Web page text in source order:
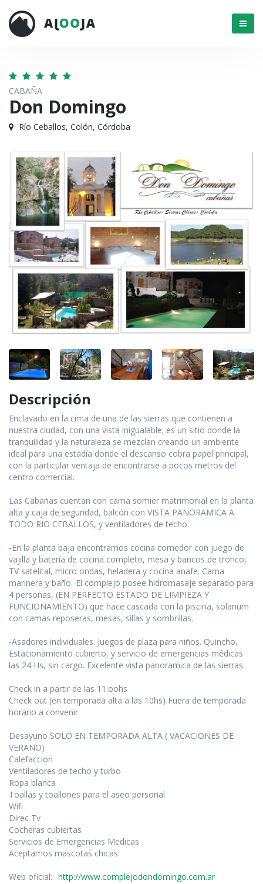
Menú
CABAÑA
Don Domingo
Río Ceballos, Colón, Córdoba
Descripción
Enclavado en la cima de una de las sierras que contienen a
nuestra ciudad, con una vista inigualable; es un sitio donde la
tranquilidad y la naturaleza se mezclan creando un ambiente
ideal para una estadía donde el descanso cobra papel principal,
con la particular ventaja de encontrarse a pocos metros del
centro comercial.
Las Cabañas cuentan con cama somier matrimonial en la planta
alta y caja de seguridad, balcón con VISTA PANORAMICA A
TODO RIO CEBALLOS, y ventiladores de techo.
-En la planta baja encontramos cocina comedor con juego de
vajilla y batería de cocina completo, mesa y bancos de tronco,
TV satelital, micro ondas, heladera y cocina anafe. Cama
marinera y baño.-El complejo posee hidromasaje separado para
4 personas, (EN PERFECTO ESTADO DE LIMPIEZA Y
FUNCIONAMIENTO) que hace cascada con la piscina, solarium
con camas reposeras, mesas, sillas y sombrillas.
-Asadores individuales. Juegos de plaza para niños. Quincho,
Estacionamiento cubierto, y servicio de emergencias médicas
las 24 Hs, sin cargo. Excelente vista panoramica de las sierras.
Check in a partir de las 11:oohs
Check out (en temporada alta a las 10hs) Fuera de temporada
horario a convenir
Desayuno SOLO EN TEMPORADA ALTA ( VACACIONES DE
VERANO)
Calefaccion
Ventiladores de techo y turbo
Ropa blanca
Toallas y toallones para el aseo personal
Wifi
Direc Tv
Cocheras cubiertas
Servicios de Emergencias Medicas
Aceptamos mascotas chicas
Web oficial: http://www.complejodondomingo.com.ar